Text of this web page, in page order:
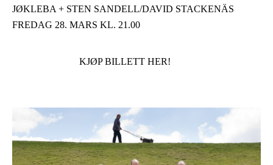
JØKLEBA + STEN SANDELL/DAVID STACKENÄS
FREDAG 28. MARS KL. 21.00
KJØP BILLETT HER!